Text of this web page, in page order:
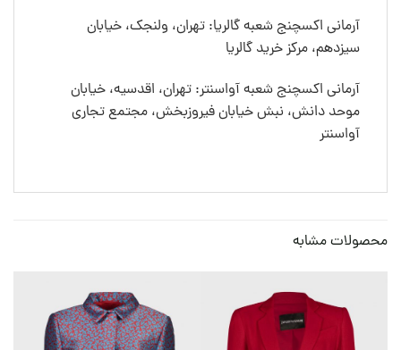
آرمانی اکسچنج شعبه گالریا: تهران، ولنجک، خیابان
سیزدهم، مرکز خرید گالریا
آرمانی اکسچنج شعبه آواسنتر: تهران، اقدسیه، خیابان
موحد دانش، نبش خیابان فیروزبخش، مجتمع تجاری
آواسنتر
محصولات مشابه